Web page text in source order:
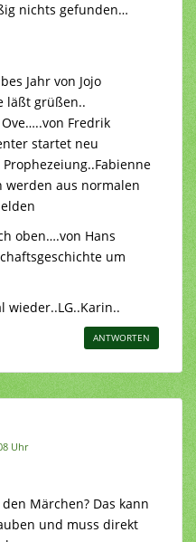
nichts gefunden…
Jahr von Jojo
läßt grüßen..
Fredrik
startet neu
werden aus normalen
oben….von Hans
um
wieder..LG..Karin..
ANTWORTEN
Uhr
Märchen? Das kann
und muss direkt